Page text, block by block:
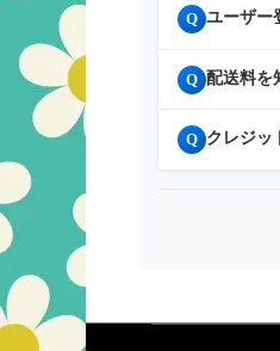
Q ユーザー
Q 配送料を
Q クレジッ